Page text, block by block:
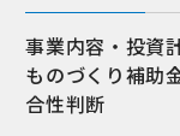
事業内容・投資
ものづくり補助
合性判断